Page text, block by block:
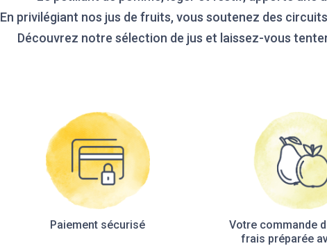
En privilégiant nos jus de fruits, vous soutenez des
Découvrez notre sélection de jus et laissez-vous
Paiement sécurisé
Votre commande
frais préparée